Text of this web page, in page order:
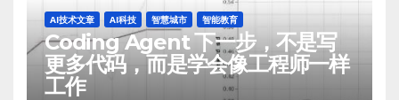
AI技术文章 AI科技 智慧城市 智能教育
Coding Agent 下一步，不是写
更多代码，而是学会像工程师一样
工作